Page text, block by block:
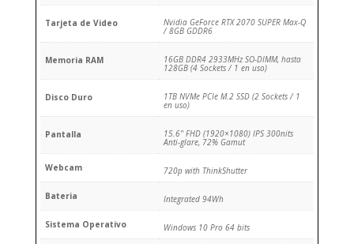
Tarjeta de Video Nvidia GeForce RTX 2070 SUPER Max-Q
/ 8GB GDDR6
Memoria RAM 16GB DDR4 2933MHz SO-DIMM, hasta
128GB (4 Sockets / 1 en uso)
Disco Duro 1TB NVMe PCIe M.2 SSD (2 Sockets / 1
en uso)
Pantalla 15.6" FHD (1920×1080) IPS 300nits
Anti-glare, 72% Gamut
Webcam 720p with ThinkShutter
Bateria Integrated 94Wh
Sistema Operativo Windows 10 Pro 64 bits